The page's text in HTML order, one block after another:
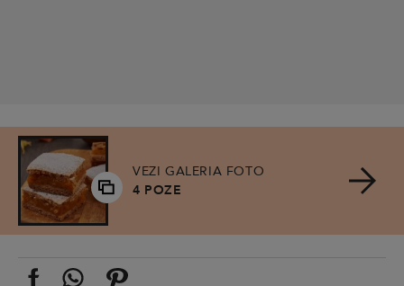
VEZI GALERIA FOTO
4 POZE